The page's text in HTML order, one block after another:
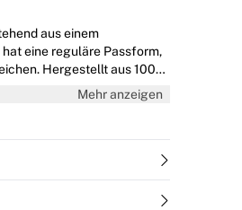
aus einem
eine reguläre Passform,
Hergestellt aus 100%
und trägt Größe S/36.Mehr anzeigen